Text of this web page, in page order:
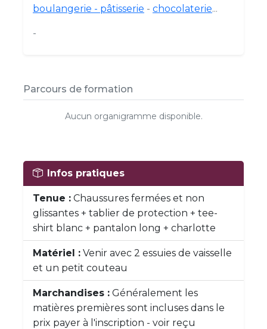
boulangerie - pâtisserie - chocolaterie...
-
Parcours de formation
Aucun organigramme disponible.
Infos pratiques
Tenue : Chaussures fermées et non
glissantes + tablier de protection + tee-
shirt blanc + pantalon long + charlotte
Matériel : Venir avec 2 essuies de vaisselle
et un petit couteau
Marchandises : Généralement les
matières premières sont incluses dans le
prix payer à l'inscription - voir reçu